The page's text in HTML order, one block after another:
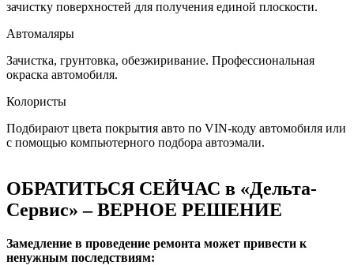
зачистку поверхностей для получения единой плоскости.
Автомаляры
Зачистка, грунтовка, обезжиривание. Профессиональная
окраска автомобиля.
Колористы
Подбирают цвета покрытия авто по VIN-коду автомобиля или
с помощью компьютерного подбора автоэмали.
ОБРАТИТЬСЯ СЕЙЧАС в «Дельта-
Сервис» – ВЕРНОЕ РЕШЕНИЕ
Замедление в проведение ремонта может привести к
ненужным последствиям: